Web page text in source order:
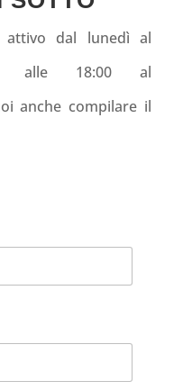
dal lunedì al
alle 18:00 al
anche compilare il